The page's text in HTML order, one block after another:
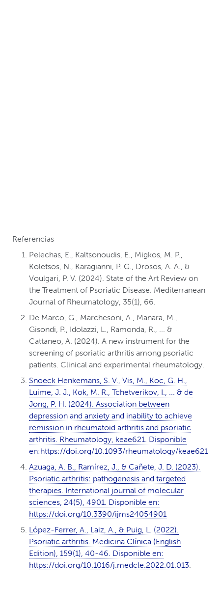
Referencias
Pelechas, E., Kaltsonoudis, E., Migkos, M. P.,
Koletsos, N., Karagianni, P. G., Drosos, A. A., &
Voulgari, P. V. (2024). State of the Art Review on
the Treatment of Psoriatic Disease. Mediterranean
Journal of Rheumatology, 35(1), 66.
De Marco, G., Marchesoni, A., Manara, M.,
Gisondi, P., Idolazzi, L., Ramonda, R., ... &
Cattaneo, A. (2024). A new instrument for the
screening of psoriatic arthritis among psoriatic
patients. Clinical and experimental rheumatology.
Snoeck Henkemans, S. V., Vis, M., Koc, G. H.,
Luime, J. J., Kok, M. R., Tchetverikov, I., ... & de
Jong, P. H. (2024). Association between
depression and anxiety and inability to achieve
remission in rheumatoid arthritis and psoriatic
arthritis. Rheumatology, keae621. Disponible
en:https://doi.org/10.1093/rheumatology/keae621
Azuaga, A. B., Ramírez, J., & Cañete, J. D. (2023).
Psoriatic arthritis: pathogenesis and targeted
therapies. International journal of molecular
sciences, 24(5), 4901. Disponible en:
https://doi.org/10.3390/ijms24054901
López-Ferrer, A., Laiz, A., & Puig, L. (2022).
Psoriatic arthritis. Medicina Clínica (English
Edition), 159(1), 40-46. Disponible en:
https://doi.org/10.1016/j.medcle.2022.01.013